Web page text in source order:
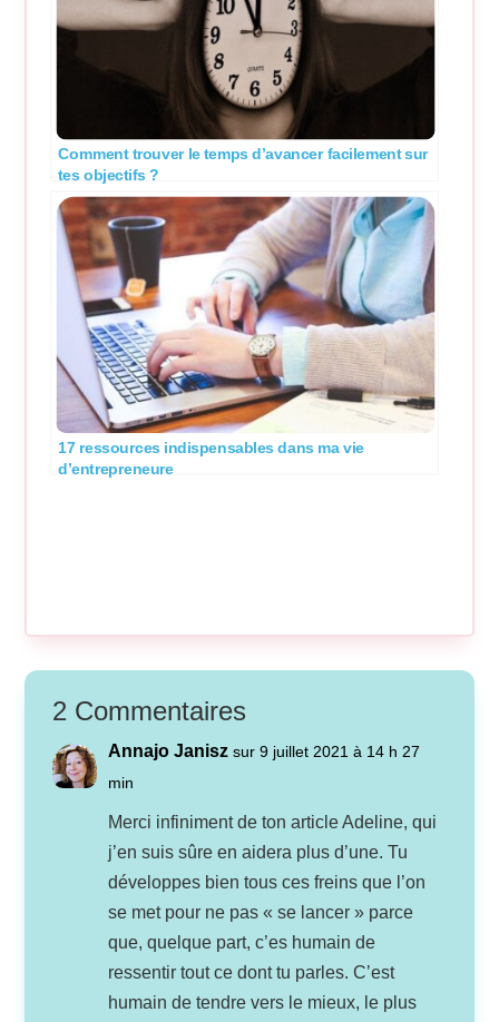
Comment trouver le temps d’avancer facilement sur
tes objectifs ?
17 ressources indispensables dans ma vie
d’entrepreneure
2 Commentaires
Annajo Janisz sur 9 juillet 2021 à 14 h 27
min
Merci infiniment de ton article Adeline, qui
j’en suis sûre en aidera plus d’une. Tu
développes bien tous ces freins que l’on
se met pour ne pas « se lancer » parce
que, quelque part, c’es humain de
ressentir tout ce dont tu parles. C’est
humain de tendre vers le mieux, le plus